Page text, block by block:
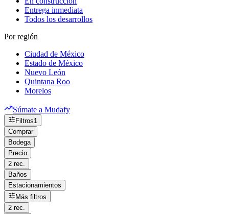
Entrega inmediata
Todos los desarrollos
Por región
Ciudad de México
Estado de México
Nuevo León
Quintana Roo
Morelos
Súmate a Mudafy
Filtros1
Comprar
Bodega
Precio
2 rec.
Baños
Estacionamientos
Más filtros
2 rec.